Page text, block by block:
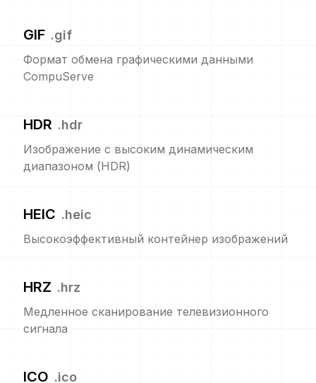
GIF .gif
Формат обмена графическими данными
CompuServe
HDR .hdr
Изображение с высоким динамическим
диапазоном (HDR)
HEIC .heic
Высокоэффективный контейнер изображений
HRZ .hrz
Медленное сканирование телевизионного
сигнала
ICO .ico